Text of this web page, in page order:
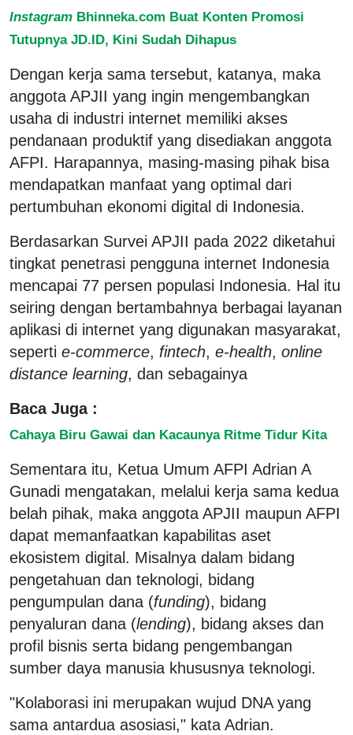
Instagram Bhinneka.com Buat Konten Promosi
Tutupnya JD.ID, Kini Sudah Dihapus
Dengan kerja sama tersebut, katanya, maka
anggota APJII yang ingin mengembangkan
usaha di industri internet memiliki akses
pendanaan produktif yang disediakan anggota
AFPI. Harapannya, masing-masing pihak bisa
mendapatkan manfaat yang optimal dari
pertumbuhan ekonomi digital di Indonesia.
Berdasarkan Survei APJII pada 2022 diketahui
tingkat penetrasi pengguna internet Indonesia
mencapai 77 persen populasi Indonesia. Hal itu
seiring dengan bertambahnya berbagai layanan
aplikasi di internet yang digunakan masyarakat,
seperti e-commerce, fintech, e-health, online
distance learning, dan sebagainya
Baca Juga :
Cahaya Biru Gawai dan Kacaunya Ritme Tidur Kita
Sementara itu, Ketua Umum AFPI Adrian A
Gunadi mengatakan, melalui kerja sama kedua
belah pihak, maka anggota APJII maupun AFPI
dapat memanfaatkan kapabilitas aset
ekosistem digital. Misalnya dalam bidang
pengetahuan dan teknologi, bidang
pengumpulan dana (funding), bidang
penyaluran dana (lending), bidang akses dan
profil bisnis serta bidang pengembangan
sumber daya manusia khususnya teknologi.
"Kolaborasi ini merupakan wujud DNA yang
sama antardua asosiasi," kata Adrian.